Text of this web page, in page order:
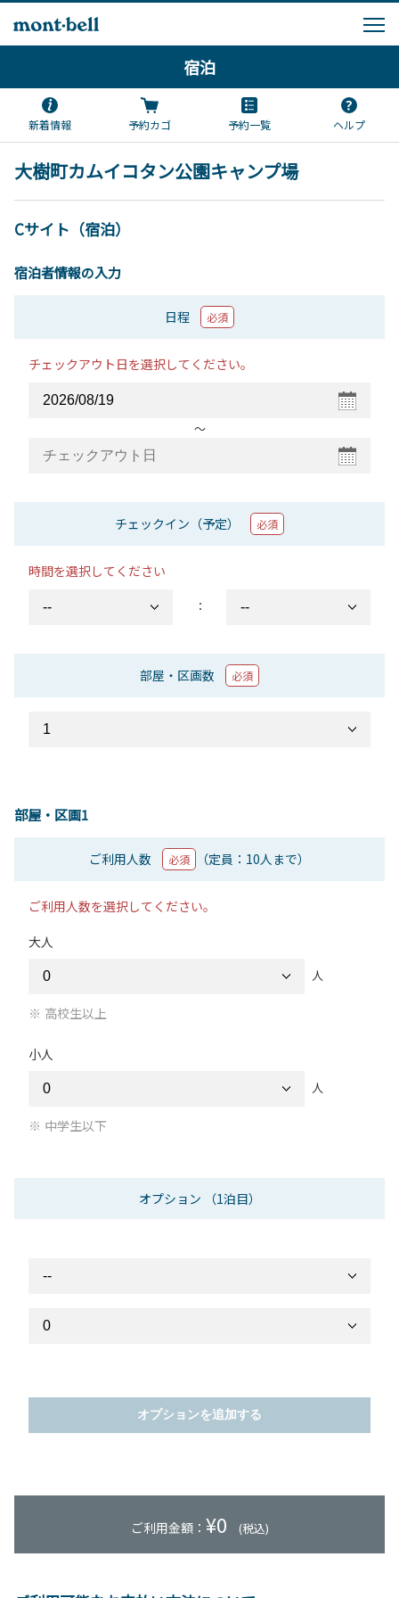
宿泊
新着情報 予約カゴ 予約一覧 ヘルプ
大樹町カムイコタン公園キャンプ場
Cサイト（宿泊）
宿泊者情報の入力
日程 必須
チェックアウト日を選択してください。
〜
チェックイン（予定） 必須
時間を選択してください
：
部屋・区画数 必須
部屋・区画1
ご利用人数 必須 （定員：10人まで）
ご利用人数を選択してください。
大人
人
高校生以上
小人
人
中学生以下
オプション （1泊目）
オプションを追加する
ご利用金額： ¥0 (税込)